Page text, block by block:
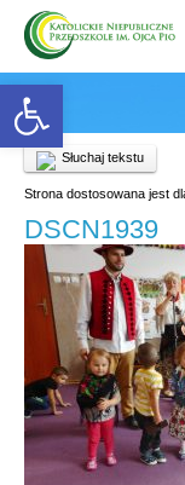
Open toolbar
Słuchaj tekstu
Strona dostosowana jest
DSCN1939